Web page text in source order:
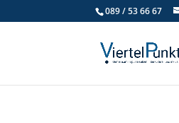
089 / 53 66 67